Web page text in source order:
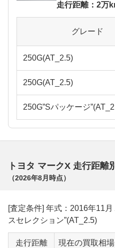
走行距離：2万
グレード
250G(AT_2.5)
250G(AT_2.5)
250G”Sパッケージ
トヨタ マークX 走行距離
（2026年8月 時点）
[査定条件] 年式：2016年11
スセレクション”(AT_2.5)
走行距離 現在の買取相